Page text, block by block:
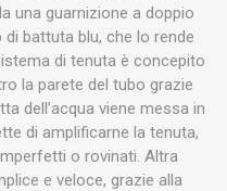
una guarnizione a doppio
battuta blu, che lo rende
di tenuta è concepito
la parete del tubo grazie
dell’acqua viene messa in
di amplificarne la tenuta,
o rovinati. Altra
e veloce, grazie alla